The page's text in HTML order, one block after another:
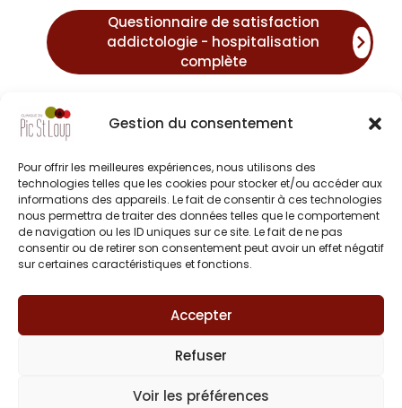
Gestion du consentement
Pour offrir les meilleures expériences, nous utilisons des
technologies telles que les cookies pour stocker et/ou accéder aux
informations des appareils. Le fait de consentir à ces technologies
nous permettra de traiter des données telles que le comportement
de navigation ou les ID uniques sur ce site. Le fait de ne pas
consentir ou de retirer son consentement peut avoir un effet négatif
sur certaines caractéristiques et fonctions.
Accepter
Refuser
Voir les préférences
Questionnaire de satisfaction
addictologie - hospitalisation
complète
Le dispositif national E-SATIS
La Clinique du Pic Saint Loup participe
satisfaction des patients, E-SATIS.
dispositif permet de recueillir votre
appréciation sur la qualité des différentes
logistiques de votre prise en charge dans